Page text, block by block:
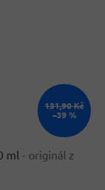
131,90 Kč
–39 %
ml - originál z